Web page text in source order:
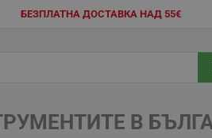
БЕЗПЛАТНА ДОСТАВКА НАД 55€
В